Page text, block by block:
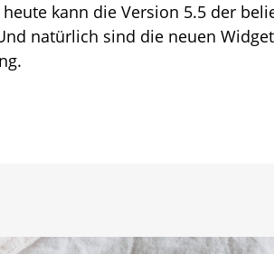
kann die Version 5.5 der
natürlich sind die neuen